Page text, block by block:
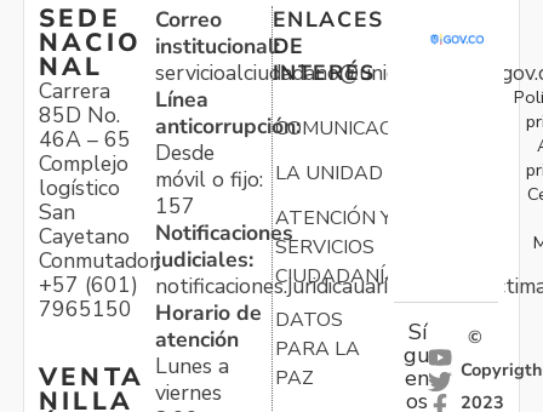
SEDE
NACIO
NAL
Carrera
85D No.
46A – 65
Complejo
logístico
San
Cayetano
Conmutador:
+57 (601)
7965150
VENTA
NILLA
Correo
institucional:
Línea
anticorrupción:
Desde
móvil o fijo:
157
Notificaciones
judiciales:
Horario de
atención
Lunes a
viernes
ENLACES
DE
INTERÉS
COMUNICACIONES
LA UNIDAD
ATENCIÓN Y
SERVICIOS
CIUDADANÍA
DATOS
PARA LA
PAZ
Sí
gu
en
os
©
Copyrigth
2023